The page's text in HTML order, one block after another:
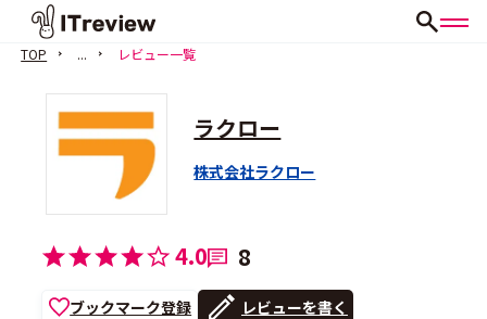
TOP ... レビュー一覧
ラクロー
株式会社ラクロー
4.0 8
ブックマーク登録 レビューを書く